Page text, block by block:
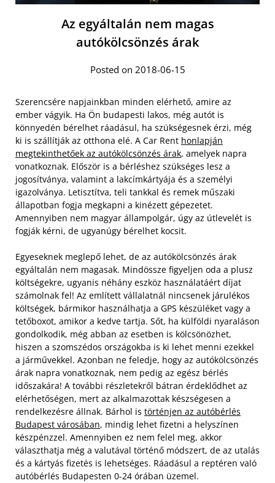
Az egyáltalán nem magas
autókölcsönzés árak
Posted on 2018-06-15
Szerencsére napjainkban minden elérhető, amire az
ember vágyik. Ha Ön budapesti lakos, még autót is
könnyedén bérelhet ráadásul, ha szükségesnek érzi, még
ki is szállítják az otthona elé. A Car Rent honlapján
megtekinthetőek az autókölcsönzés árak, amelyek napra
vonatkoznak. Először is a bérléshez szükséges lesz a
jogosítványa, valamint a lakcímkártyája és a személyi
igazolványa. Letisztítva, teli tankkal és remek műszaki
állapotban fogja megkapni a kinézett gépezetet.
Amennyiben nem magyar állampolgár, úgy az útlevelét is
fogják kérni, de ugyanúgy bérelhet kocsit.
Egyeseknek meglepő lehet, de az autókölcsönzés árak
egyáltalán nem magasak. Mindössze figyeljen oda a plusz
költségekre, ugyanis néhány eszköz használatáért díjat
számolnak fel! Az említett vállalatnál nincsenek járulékos
költségek, bármikor használhatja a GPS készüléket vagy a
tetőboxot, amikor a kedve tartja. Sőt, ha külföldi nyaraláson
gondolkodik, még abban az esetben is kölcsönözhet,
hiszen a szomszédos országokba is ki lehet menni ezekkel
a járművekkel. Azonban ne feledje, hogy az autókölcsönzés
árak napra vonatkoznak, nem pedig az egész bérlés
időszakára! A további részletekről bátran érdeklődhet az
elérhetőségen, mert az alkalmazottak készségesen a
rendelkezésre állnak. Bárhol is történjen az autóbérlés
Budapest városában, mindig lehet fizetni a helyszínen
készpénzzel. Amennyiben ez nem felel meg, akkor
választhatja még a valutával történő módszert, de az utalás
és a kártyás fizetés is lehetséges. Ráadásul a reptéren való
autóbérlés Budapesten 0-24 órában üzemel.